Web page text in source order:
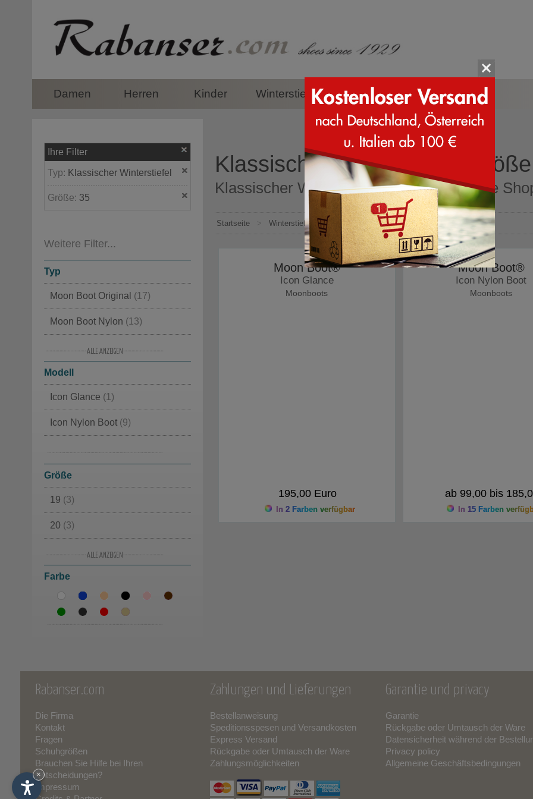
Damen Herren Kinder Winterstiefel Zubehör Marken
Ihre Filter
Typ: Klassischer Winterstiefel
Größe: 35
Weitere Filter...
Typ
Moon Boot Original (17)
Moon Boot Nylon (13)
Klassische (10)
Moon Boot Mode
Apres Ski(6)
Wasserdichte(4)
Winterstiefel gefüttert
Kanada
In Cordura
Schneestiefel in Lammfell
Aus Leder
Modell
Icon Glance (1)
Icon Nylon Boot (9)
Größe
19 (3)
20 (3)
22(3)
23(3)
28(7)
29(5)
30(6)
Farbe
Klassischer Winterstiefel
Klassischer Winterstiefel Größe 35 Online
Startseite > Winterstiefel > Klassische
Moon Boot®
Icon Glance
Moonboots
195,00 Euro
In 2 Farben verfügbar
Moon Boot®
Icon Nylon Boot
Moonboots
ab 99,00 bis
In 15 Farben
Rabanser.com
Die Firma
Kontakt
Fragen
Schuhgrößen
Brauchen Sie Hilfe bei Ihren
Entscheidungen?
Impressum
Zahlungen und Lieferungen
Bestellanweisung
Speditionsspesen und Versandkosten
Express Versand
Rückgabe oder Umtausch der Ware
Zahlungsmöglichkeiten
Garantie und privacy
Garantie
Rückgabe oder Umtausch der Ware
Datensicherheit während der
Privacy policy
Allgemeine Geschäftsbedingungen
×